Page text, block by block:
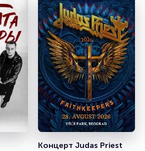
Концерт Judas Priest